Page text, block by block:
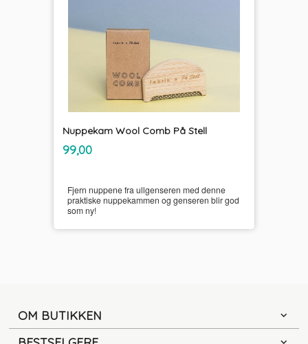
Nuppekam Wool Comb På Stell
Pris
99,00mva.
Fjern nuppene fra ullgenseren med denne
praktiske nuppekammen og genseren blir god
som ny!
OM BUTIKKEN